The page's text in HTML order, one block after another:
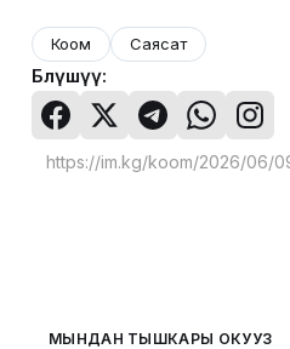
Коом Саясат
Бөлүшүү:
МЫНДАН ТЫШКАРЫ ОКУҢУЗ